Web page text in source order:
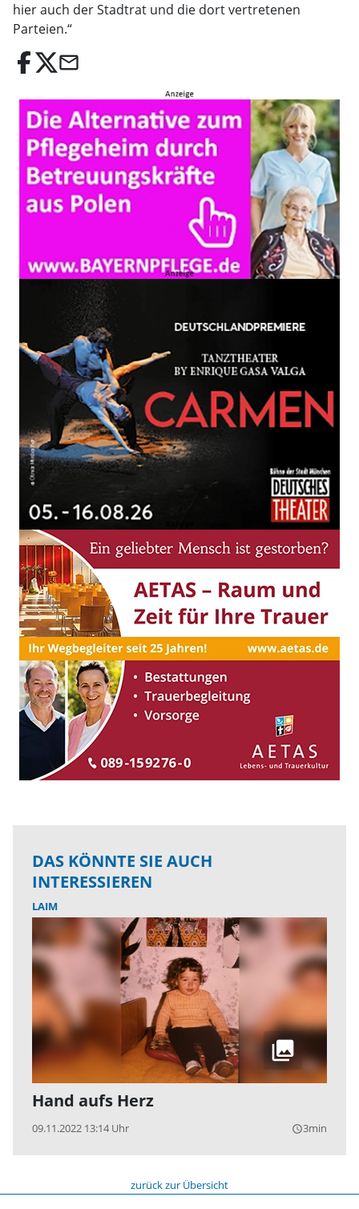
hier auch der Stadtrat und die dort vertretenen
Parteien.“
email
DAS KÖNNTE SIE AUCH
INTERESSIEREN
LAIM
Hand aufs Herz
09.11.2022 13:14 Uhr query_builder3min
zurück zur Übersicht